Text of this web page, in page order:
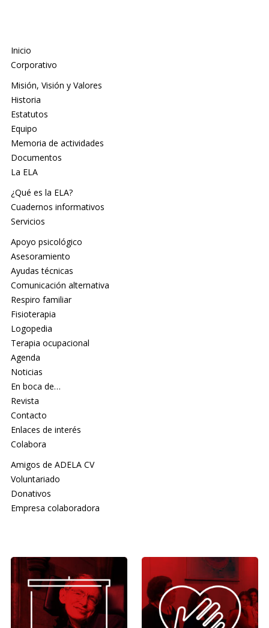
Inicio
Corporativo
Misión, Visión y Valores
Historia
Estatutos
Equipo
Memoria de actividades
Documentos
La ELA
¿Qué es la ELA?
Cuadernos informativos
Servicios
Apoyo psicológico
Asesoramiento
Ayudas técnicas
Comunicación alternativa
Respiro familiar
Fisioterapia
Logopedia
Terapia ocupacional
Agenda
Noticias
En boca de…
Revista
Contacto
Enlaces de interés
Colabora
Amigos de ADELA CV
Voluntariado
Donativos
Empresa colaboradora